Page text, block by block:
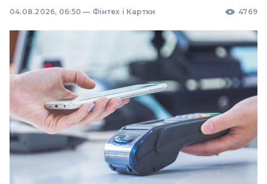
04.08.2026, 06:50 — Фінтех і Картки 4769